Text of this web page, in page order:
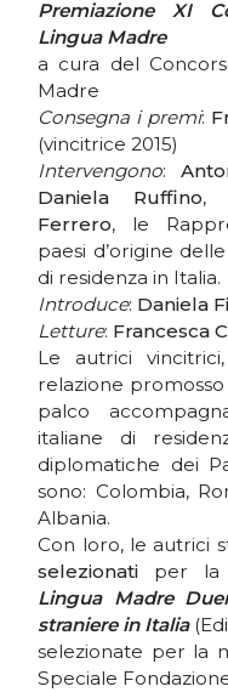
Premiazione XI
Lingua Madre
a cura del
Madre
Consegna i premi:
(vincitrice 2015)
Intervengono:
Daniela Ruffino,
Ferrero, le
paesi d’origine
di residenza in Italia.
Introduce: Daniela
Letture: Francesca
Le autrici
relazione
palco
italiane di
diplomatiche dei
sono: Colombia,
Albania.
Con loro, le autrici
selezionati per la
Lingua Madre
straniere in Italia
selezionate per la
Speciale